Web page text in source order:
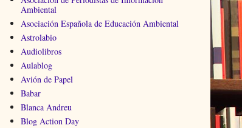
Ambiental
Asociación Española de Educación Ambiental
Astrolabio
Audiolibros
Aulablog
Avión de Papel
Babar
Blanca Andreu
Blog Action Day